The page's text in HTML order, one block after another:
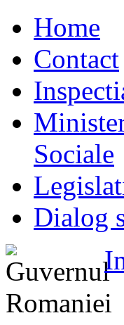
Home
Contact
Sociale
Dialog